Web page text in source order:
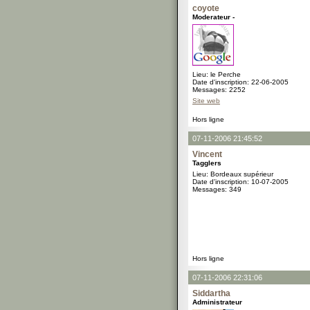
coyote
Moderateur -
Lieu: le Perche
Date d'inscription: 22-06-2005
Messages: 2252
Site web
Hors ligne
07-11-2006 21:45:52
Vincent
Tagglers
Lieu: Bordeaux supérieur
Date d'inscription: 10-07-2005
Messages: 349
Hors ligne
07-11-2006 22:31:06
Siddartha
Administrateur